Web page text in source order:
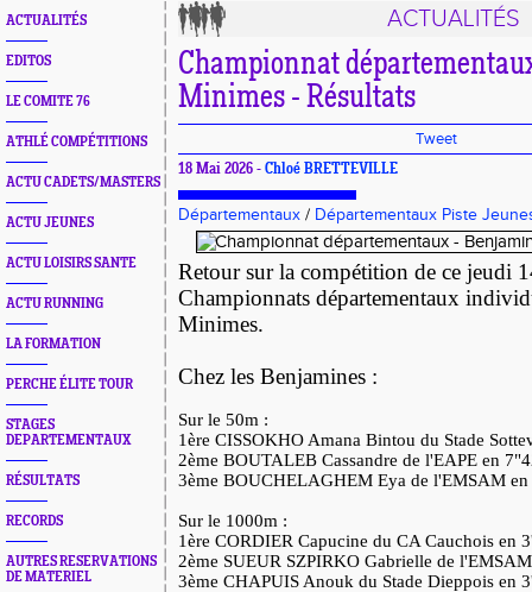
ACTUALITÉS
EDITOS
LE COMITE 76
ATHLÉ COMPÉTITIONS
ACTU CADETS/MASTERS
ACTU JEUNES
ACTU LOISIRS SANTE
ACTU RUNNING
LA FORMATION
PERCHE ÉLITE TOUR
STAGES
DEPARTEMENTAUX
RÉSULTATS
RECORDS
AUTRES RESERVATIONS
DE MATERIEL
ACTUALITÉS
Championnat
Minimes - Résultats
Tweet
18 Mai 2026 - Chloé BRETTEVILLE
Départementaux / Départementaux Piste
Retour sur la compétition de ce jeudi
Championnats départementaux
Minimes.
Chez les Benjamines :
Sur le 50m :
1ère CISSOKHO Amana Bintou du Stade
2ème BOUTALEB Cassandre de l'EAPE en
3ème BOUCHELAGHEM Eya de l'EMSAM
Sur le 1000m :
1ère CORDIER Capucine du CA Cauchois en
2ème SUEUR SZPIRKO Gabrielle de
3ème CHAPUIS Anouk du Stade Dieppois en